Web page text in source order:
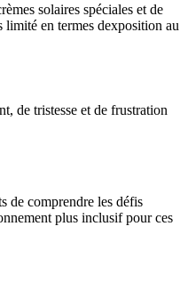
solaires spéciales et de
limité en termes dexposition au
de tristesse et de frustration
de comprendre les défis
plus inclusif pour ces